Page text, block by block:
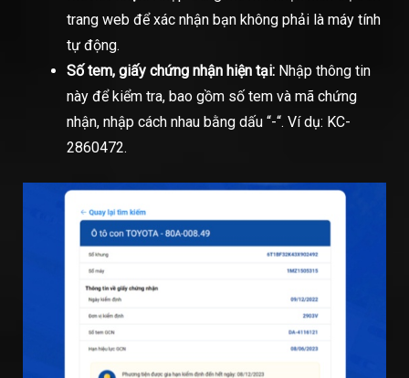
trang web để xác nhận bạn không phải là máy tính
tự động.
Số tem, giấy chứng nhận hiện tại: Nhập thông tin
này để kiểm tra, bao gồm số tem và mã chứng
nhận, nhập cách nhau bằng dấu “-“. Ví dụ: KC-
2860472.